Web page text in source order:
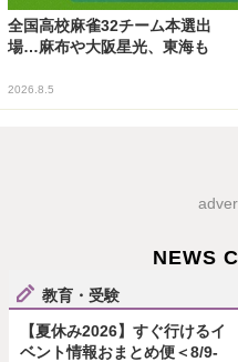
全国高校麻雀32チーム本選出
場…麻布や大阪星光、東海も
2026.8.5
NEWS
教育・受験
【夏休み2026】すぐ行けるイ
ベント情報おまとめ便＜8/9-